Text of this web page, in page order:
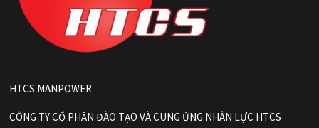
HTCS MANPOWER
CÔNG TY CỔ PHẦN ĐÀO TẠO VÀ CUNG ỨNG NHÂN LỰC HTCS